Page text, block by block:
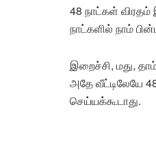
48 நாட்கள்
நாட்களில் நாம்
இறைச்சி, மது,
அதே வீட்டிலேயே
செய்யக்கூடாது.